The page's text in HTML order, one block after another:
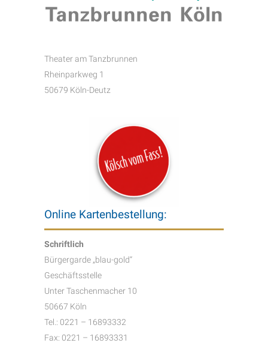
Theater am Tanzbrunnen
Rheinparkweg 1
50679 Köln-Deutz
Online Kartenbestellung:
Schriftlich
Bürgergarde „blau-gold“
Geschäftsstelle
Unter Taschenmacher 10
50667 Köln
Tel.: 0221 – 16893332
Fax: 0221 – 16893331